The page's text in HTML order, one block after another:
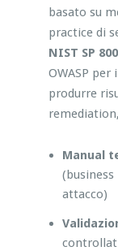
basato su
practice di
NIST SP
OWASP
produrre
Manual
attacco)